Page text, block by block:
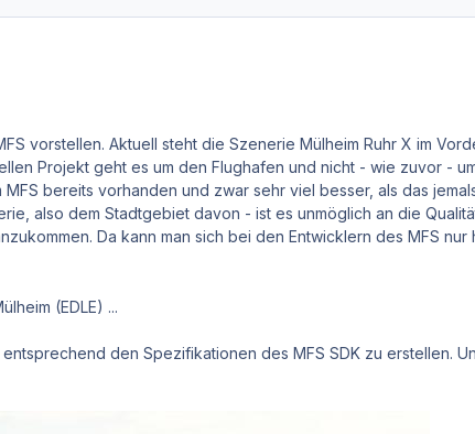
vorstellen. Aktuell steht die Szenerie Mülheim Ruhr X im
Projekt geht es um den Flughafen und nicht - wie zuvor -
bereits vorhanden und zwar sehr viel besser, als das
also dem Stadtgebiet davon - ist es unmöglich an die
Da kann man sich bei den Entwicklern des MFS
(EDLE) ...
den Spezifikationen des MFS SDK zu erstellen.